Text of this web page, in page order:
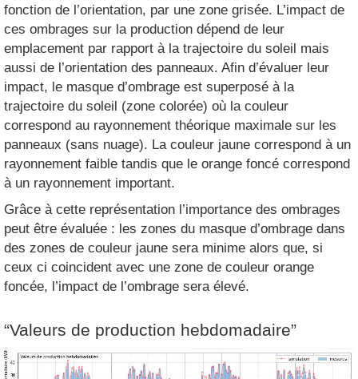
fonction de l’orientation, par une zone grisée. L’impact de
ces ombrages sur la production dépend de leur
emplacement par rapport à la trajectoire du soleil mais
aussi de l’orientation des panneaux. Afin d’évaluer leur
impact, le masque d’ombrage est superposé à la
trajectoire du soleil (zone colorée) où la couleur
correspond au rayonnement théorique maximale sur les
panneaux (sans nuage). La couleur jaune correspond à un
rayonnement faible tandis que le orange foncé correspond
à un rayonnement important.
Grâce à cette représentation l’importance des ombrages
peut être évaluée : les zones du masque d’ombrage dans
des zones de couleur jaune sera minime alors que, si
ceux ci coincident avec une zone de couleur orange
foncée, l’impact de l’ombrage sera élevé.
“Valeurs de production hebdomadaire”